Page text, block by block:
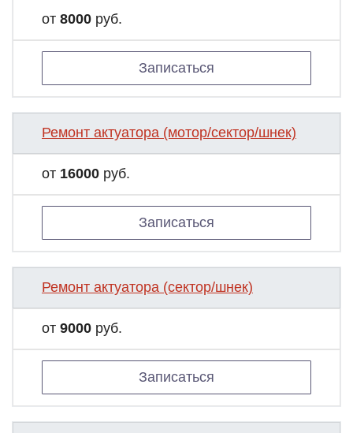
от 8000 руб.
Записаться
Ремонт актуатора (мотор/сектор/шнек)
от 16000 руб.
Записаться
Ремонт актуатора (сектор/шнек)
от 9000 руб.
Записаться